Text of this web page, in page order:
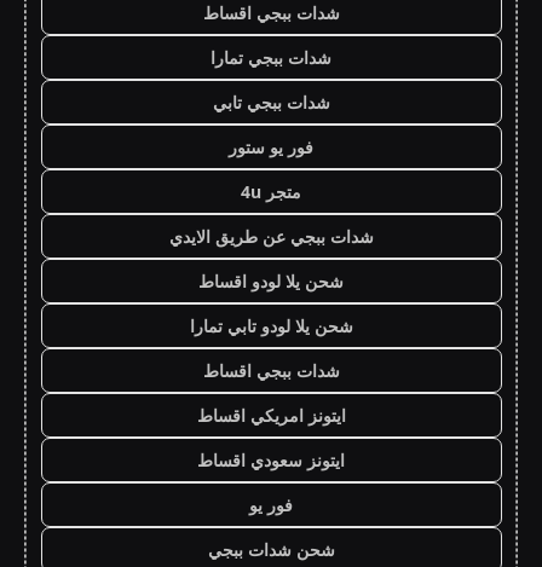
شدات ببجي اقساط
شدات ببجي تمارا
شدات ببجي تابي
فور يو ستور
متجر 4u
شدات ببجي عن طريق الايدي
شحن يلا لودو اقساط
شحن يلا لودو تابي تمارا
شدات ببجي اقساط
ايتونز امريكي اقساط
ايتونز سعودي اقساط
فور يو
شحن شدات ببجي